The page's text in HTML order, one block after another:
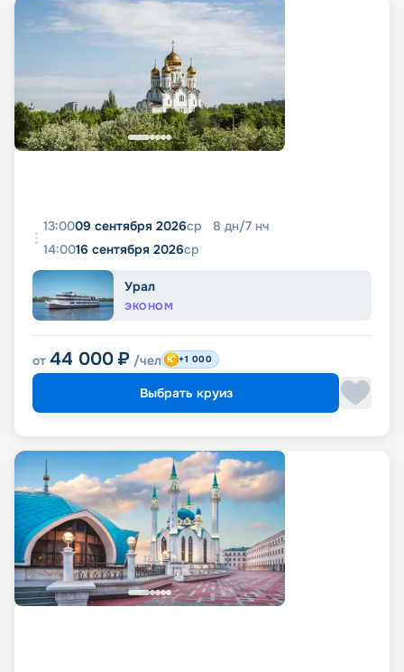
13:0009 сентября 2026ср 8 дн/7 нч
14:0016 сентября 2026ср
Урал
ЭКОНОМ
от 44 000 ₽ /чел +1 000
Выбрать круиз